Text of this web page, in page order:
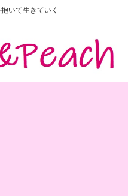
いて生きていく